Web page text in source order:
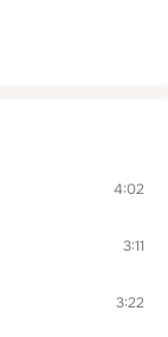
4:02
3:11
3:22